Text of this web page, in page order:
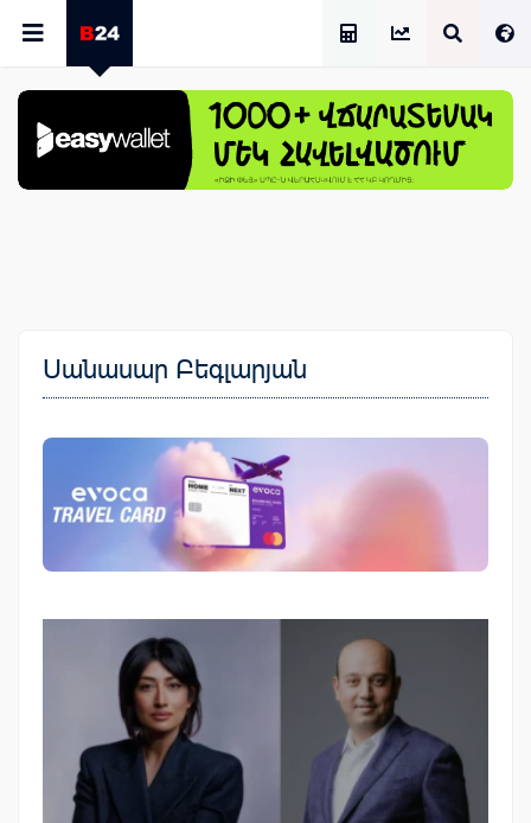
Սանասար Բեգլարյան